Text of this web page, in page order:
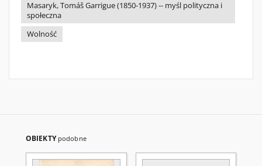
Masaryk, Tomáš Garrigue (1850-1937) -- myśl polityczna i
społeczna
Wolność
OBIEKTY podobne